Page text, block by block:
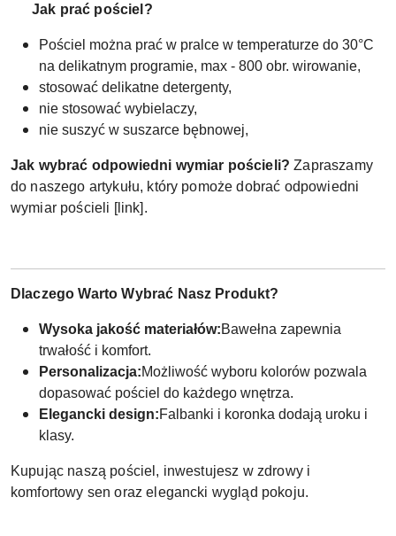
Jak prać pościel?
Pościel można prać w pralce w temperaturze do 30°C
na delikatnym programie, max - 800 obr. wirowanie,
stosować delikatne detergenty,
nie stosować wybielaczy,
nie suszyć w suszarce bębnowej,
Jak wybrać odpowiedni wymiar pościeli?Zapraszamy
do naszego artykułu, który pomoże dobrać odpowiedni
wymiar pościeli [link].
Dlaczego Warto Wybrać Nasz Produkt?
Wysoka jakość materiałów:Bawełna zapewnia
trwałość i komfort.
Personalizacja:Możliwość wyboru kolorów pozwala
dopasować pościel do każdego wnętrza.
Elegancki design:Falbanki i koronka dodają uroku i
klasy.
Kupując naszą pościel, inwestujesz w zdrowy i
komfortowy sen oraz elegancki wygląd pokoju.